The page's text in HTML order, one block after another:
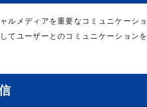
ルメディアを重要なコミュニケーシ
てユーザーとのコミュニケーション